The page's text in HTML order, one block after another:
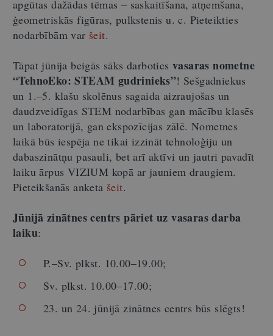
apgūtas dažādas tēmas – saskaitīšana, atņemšana,
ģeometriskās figūras, pulkstenis u. c. Pieteikties
nodarbībām var šeit.
Tāpat jūnija beigās sāks darboties vasaras nometne
“TehnoEko: STEAM gudrinieks”! Sešgadniekus
un 1.–5. klašu skolēnus sagaida aizraujošas un
daudzveidīgas STEM nodarbības gan mācību klasēs
un laboratorijā, gan ekspozīcijas zālē. Nometnes
laikā būs iespēja ne tikai izzināt tehnoloģiju un
dabaszinātņu pasauli, bet arī aktīvi un jautri pavadīt
laiku ārpus VIZIUM kopā ar jauniem draugiem.
Pieteikšanās anketa šeit.
Jūnijā zinātnes centrs pāriet uz vasaras darba
laiku:
P.–Sv. plkst. 10.00–19.00;
Sv. plkst. 10.00–17.00;
23. un 24. jūnijā zinātnes centrs būs slēgts!